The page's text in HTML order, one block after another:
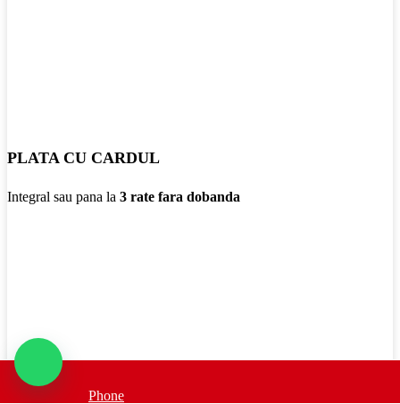
PLATA CU CARDUL
Integral sau pana la 3 rate fara dobanda
BRANDURI DE CALITATE
Phone